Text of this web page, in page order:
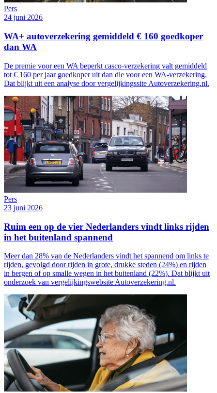
Pers
24 juni 2026
WA+ autoverzekering gemiddeld € 160 goedkoper
dan WA
De premie voor een WA beperkt casco-verzekering valt gemiddeld
tot € 160 per jaar goedkoper uit dan die voor een WA-verzekering.
Dat blijkt uit een analyse door vergelijkingssite Autoverzekering.nl.
Pers
23 juni 2026
Ruim een op de vier Nederlanders vindt links rijden
in het buitenland spannend
Meer dan 28% van de Nederlanders vindt het spannend om links te
rijden, gevolgd door rijden in grote, drukke steden (24%) en rijden
in bergen of op smalle wegen in het buitenland (22%). Dat blijkt uit
onderzoek van vergelijkingswebsite Autoverzekering.nl.